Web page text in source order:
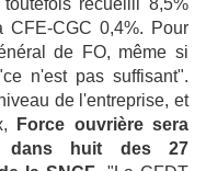
recueilli 8,5%
CGC 0,4%. Pour
de FO, même si
n'est pas suffisant".
de l'entreprise, et
Force ouvrière sera
dans huit des 27